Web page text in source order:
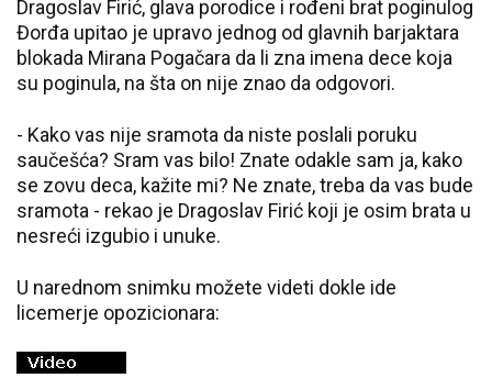
Dragoslav Firić, glava porodice i rođeni brat poginulog
Đorđa upitao je upravo jednog od glavnih barjaktara
blokada Mirana Pogačara da li zna imena dece koja
su poginula, na šta on nije znao da odgovori.
- Kako vas nije sramota da niste poslali poruku
saučešća? Sram vas bilo! Znate odakle sam ja, kako
se zovu deca, kažite mi? Ne znate, treba da vas bude
sramota - rekao je Dragoslav Firić koji je osim brata u
nesreći izgubio i unuke.
U narednom snimku možete videti dokle ide
licemerje opozicionara: